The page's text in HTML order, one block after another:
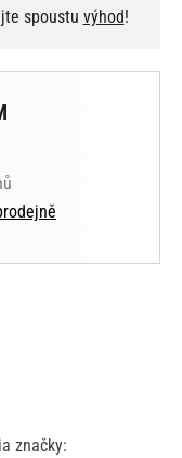
spoustu výhod!
značky: